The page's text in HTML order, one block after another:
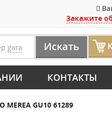
Закажите
gara Искать
КОНТАКТЫ
GU10 61289